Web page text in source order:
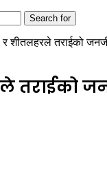
Search for
र शीतलहरले तराईको
तराईको